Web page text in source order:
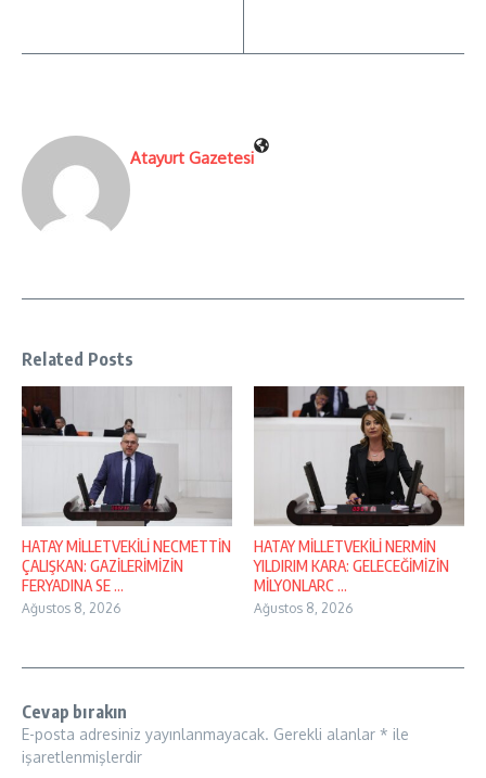
Atayurt Gazetesi
Related Posts
HATAY MİLLETVEKİLİ NECMETTİN
ÇALIŞKAN: GAZİLERİMİZİN
FERYADINA SE ...
Ağustos 8, 2026
HATAY MİLLETVEKİLİ NERMİN
YILDIRIM KARA: GELECEĞİMİZİN
MİLYONLARC ...
Ağustos 8, 2026
Cevap bırakın
E-posta adresiniz yayınlanmayacak. Gerekli alanlar * ile
işaretlenmişlerdir